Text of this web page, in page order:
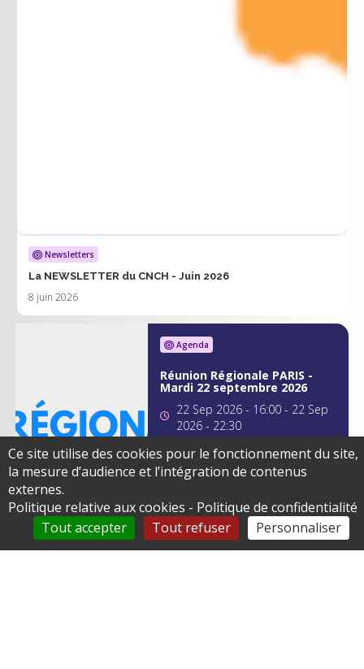
Newsletters
La NEWSLETTER du CNCH - Juin 2026
8 juin 2026
Agenda
Réunion Régionale PARIS -
Mardi 22 septembre 2026
22 Sep 2026 - 16:00 - 22 Sep
2026 - 22:30
Je m'inscris
Ce site utilise des cookies pour le fonctionnement du site,
la mesure d’audience et l’intégration de contenus
externes.
Politique relative aux cookies - Politique de confidentialité
Tout accepter
Tout refuser Personnaliser